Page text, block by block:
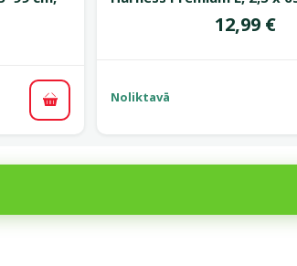
Pievienot grozam
Cena
12,99 €
Noliktavā